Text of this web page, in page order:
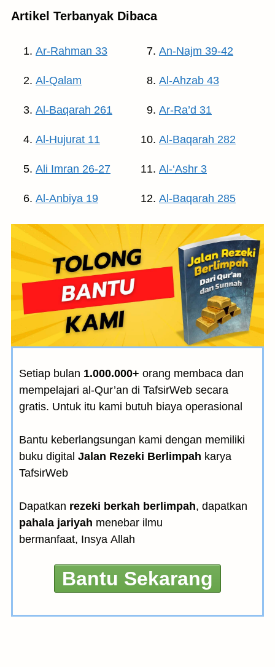
Artikel Terbanyak Dibaca
Ar-Rahman 33
Al-Qalam
Al-Baqarah 261
Al-Hujurat 11
Ali Imran 26-27
Al-Anbiya 19
An-Najm 39-42
Al-Ahzab 43
Ar-Ra’d 31
Al-Baqarah 282
Al-‘Ashr 3
Al-Baqarah 285
Setiap bulan 1.000.000+ orang membaca dan
mempelajari al-Qur’an di TafsirWeb secara
gratis. Untuk itu kami butuh biaya operasional
Bantu keberlangsungan kami dengan memiliki
buku digital Jalan Rezeki Berlimpah karya
TafsirWeb
Dapatkan rezeki berkah berlimpah, dapatkan
pahala jariyah menebar ilmu
bermanfaat, Insya Allah
Bantu Sekarang